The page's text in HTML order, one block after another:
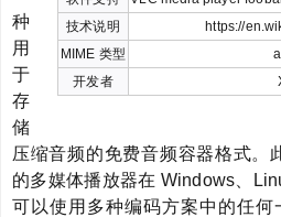
技术说明
https://
MIME 类型
开发者
种
用
于
存
储
压缩音频的免费音频容器格式。
的多媒体播放器在 Windows、
可以使用多种编码方案中的任何